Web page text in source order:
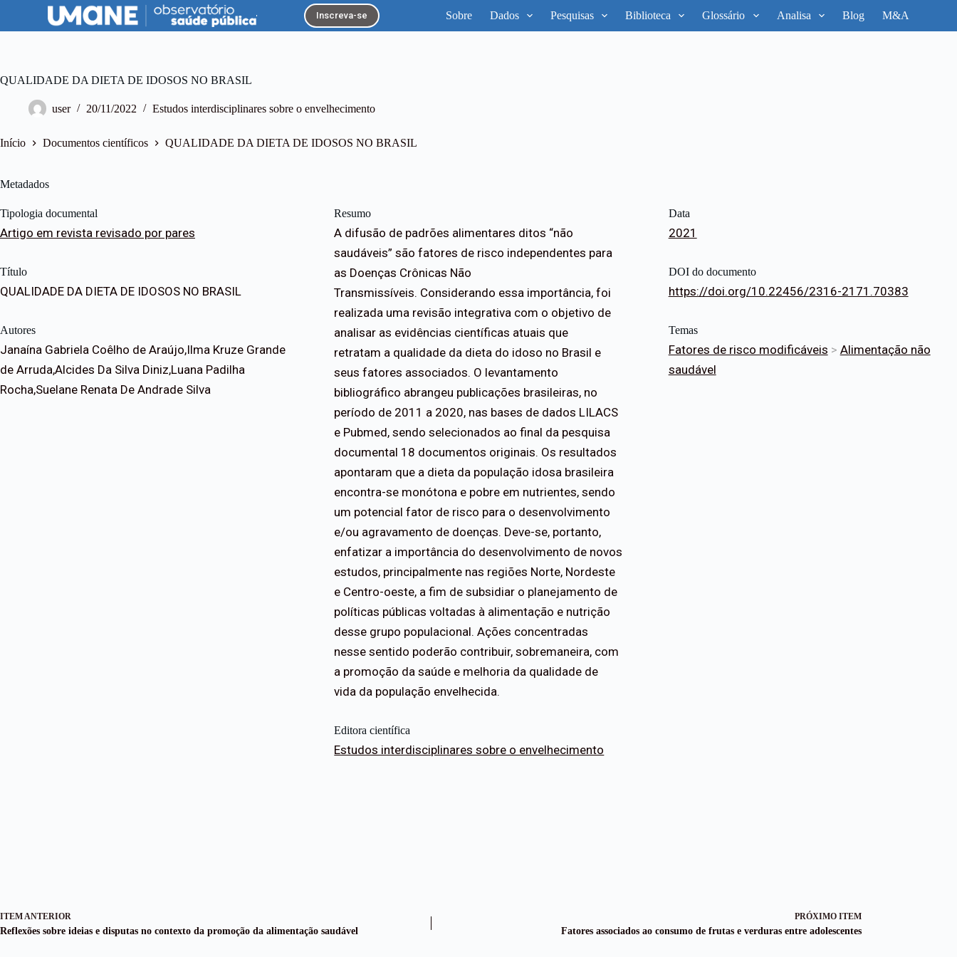
p
c
t
d
o
Inscreva-se Sobre Dados Pesquisas Biblioteca Glossário Analisa Blog M&A
QUALIDADE DA DIETA DE IDOSOS NO BRASIL
user 20/11/2022 Estudos interdisciplinares sobre o envelhecimento
Início Documentos científicos QUALIDADE DA DIETA DE IDOSOS NO BRASIL
Metadados
Tipologia documental
Artigo em revista revisado por pares
Título
QUALIDADE DA DIETA DE IDOSOS NO BRASIL
Autores
Janaína Gabriela Coêlho de Araújo,Ilma Kruze Grande
de Arruda,Alcides Da Silva Diniz,Luana Padilha
Rocha,Suelane Renata De Andrade Silva
Resumo
A difusão de padrões alimentares ditos “não
saudáveis” são fatores de risco independentes para
as Doenças Crônicas Não
Transmissíveis. Considerando essa importância, foi
realizada uma revisão integrativa com o objetivo de
analisar as evidências científicas atuais que
retratam a qualidade da dieta do idoso no Brasil e
seus fatores associados. O levantamento
bibliográfico abrangeu publicações brasileiras, no
período de 2011 a 2020, nas bases de dados LILACS
e Pubmed, sendo selecionados ao final da pesquisa
documental 18 documentos originais. Os resultados
apontaram que a dieta da população idosa brasileira
encontra-se monótona e pobre em nutrientes, sendo
um potencial fator de risco para o desenvolvimento
e/ou agravamento de doenças. Deve-se, portanto,
enfatizar a importância do desenvolvimento de novos
estudos, principalmente nas regiões Norte, Nordeste
e Centro-oeste, a fim de subsidiar o planejamento de
políticas públicas voltadas à alimentação e nutrição
desse grupo populacional. Ações concentradas
nesse sentido poderão contribuir, sobremaneira, com
a promoção da saúde e melhoria da qualidade de
vida da população envelhecida.
Editora científica
Estudos interdisciplinares sobre o envelhecimento
Data
2021
DOI do documento
https://doi.org/10.22456/2316-2171.70383
Temas
Fatores de risco modificáveis > Alimentação não
saudável
ITEM ANTERIOR
Reflexões sobre ideias e disputas no contexto da promoção da alimentação saudável
PRÓXIMO ITEM
Fatores associados ao consumo de frutas e verduras entre adolescentes